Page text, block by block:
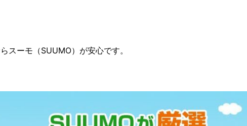
スーモ（SUUMO）が安心です。